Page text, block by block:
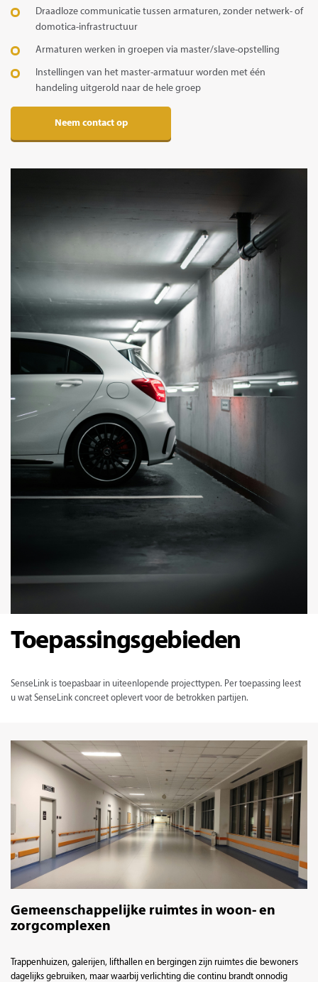
Draadloze communicatie tussen armaturen, zonder netwerk- of
domotica-infrastructuur
Armaturen werken in groepen via master/slave-opstelling
Instellingen van het master-armatuur worden met één
handeling uitgerold naar de hele groep
Neem contact op
Toepassingsgebieden
SenseLink is toepasbaar in uiteenlopende projecttypen. Per toepassing leest
u wat SenseLink concreet oplevert voor de betrokken partijen.
Gemeenschappelijke ruimtes in woon- en
zorgcomplexen
Trappenhuizen, galerijen, lifthallen en bergingen zijn ruimtes die bewoners
dagelijks gebruiken, maar waarbij verlichting die continu brandt onnodig